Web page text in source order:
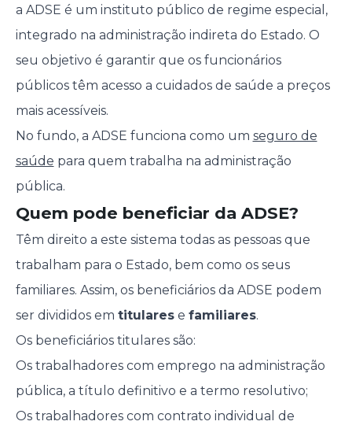
a ADSE é um instituto público de regime especial,
integrado na administração indireta do Estado. O
seu objetivo é garantir que os funcionários
públicos têm acesso a cuidados de saúde a preços
mais acessíveis.
No fundo, a ADSE funciona como um seguro de
saúde para quem trabalha na administração
pública.
Quem pode beneficiar da ADSE?
Têm direito a este sistema todas as pessoas que
trabalham para o Estado, bem como os seus
familiares. Assim, os beneficiários da ADSE podem
ser divididos em titularese familiares.
Os beneficiários titulares são:
Os trabalhadores com emprego na administração
pública, a título definitivo e a termo resolutivo;
Os trabalhadores com contrato individual de